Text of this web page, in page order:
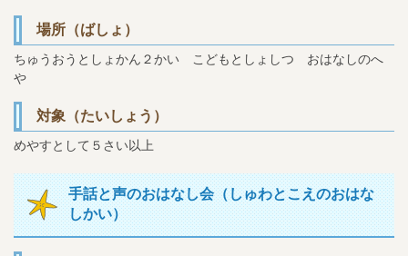
場所（ばしょ）
ちゅうおうとしょかん２かい こどもとしょしつ おはなしのへ
や
対象（たいしょう）
めやすとして５さい以上
手話と声のおはなし会（しゅわとこえのおはな
しかい）